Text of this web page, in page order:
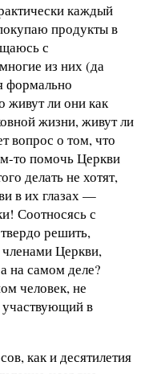
каждый
продукты в
с
из них (да
формально
живут ли они как
жизни, живут ли
вопрос о том, что
то помочь Церкви
делать не хотят,
в их глазах —
Соотносясь с
решить,
Церкви,
на самом деле?
человек, не
в
как и десятилетия